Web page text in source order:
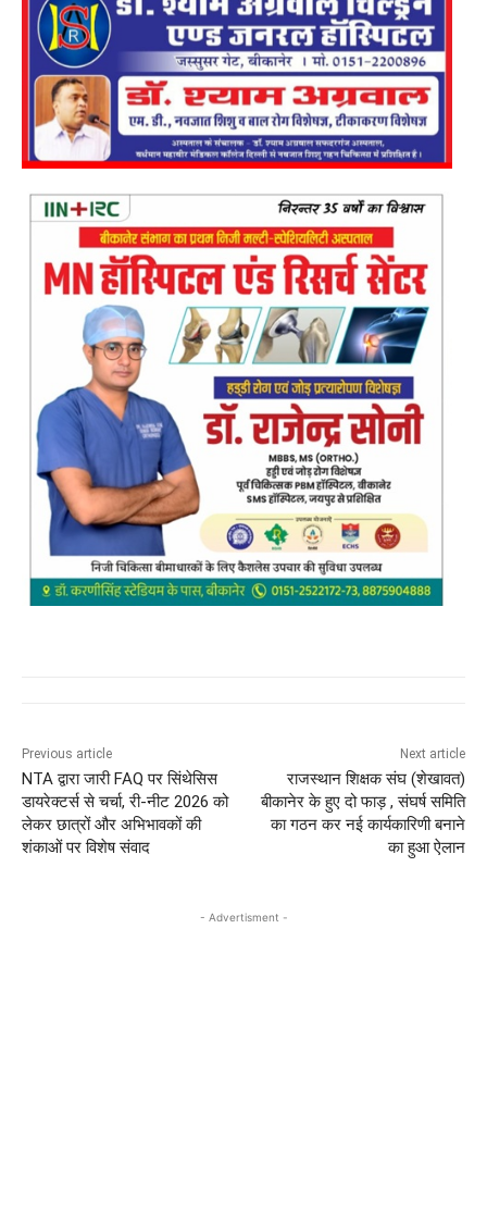
Previous article
NTA द्वारा जारी FAQ पर सिंथेसिस
डायरेक्टर्स से चर्चा, री-नीट 2026 को
लेकर छात्रों और अभिभावकों की
शंकाओं पर विशेष संवाद
Next article
राजस्थान शिक्षक संघ (शेखावत)
बीकानेर के हुए दो फाड़ , संघर्ष समिति
का गठन कर नई कार्यकारिणी बनाने
का हुआ ऐलान
- Advertisment -